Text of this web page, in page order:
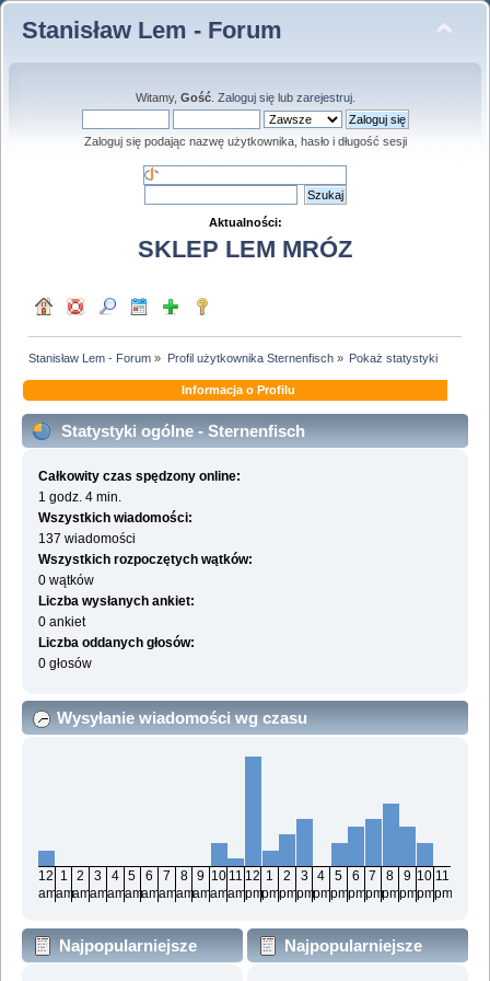
Stanisław Lem - Forum
Witamy, Gość. Zaloguj sięlub zarejestruj.
Zaloguj się podając nazwę użytkownika, hasło i długość sesji
Aktualności:
SKLEP LEM MRÓZ
Stanisław Lem - Forum » Profil użytkownika Sternenfisch» Pokaż statystyki
Informacja o Profilu
Statystyki ogólne - Sternenfisch
Całkowity czas spędzony online:
1 godz. 4 min.
Wszystkich wiadomości:
137 wiadomości
Wszystkich rozpoczętych wątków:
0 wątków
Liczba wysłanych ankiet:
0 ankiet
Liczba oddanych głosów:
0 głosów
Wysyłanie wiadomości wg czasu
12
am
1
am
2
am
3
am
4
am
5
am
6
am
7
am
8
am
9
am
10
am
11
am
12
pm
1
pm
2
pm
3
pm
4
pm
5
pm
6
pm
7
pm
8
pm
9
pm
10
pm
11
pm
Najpopularniejsze
Najpopularniejsze